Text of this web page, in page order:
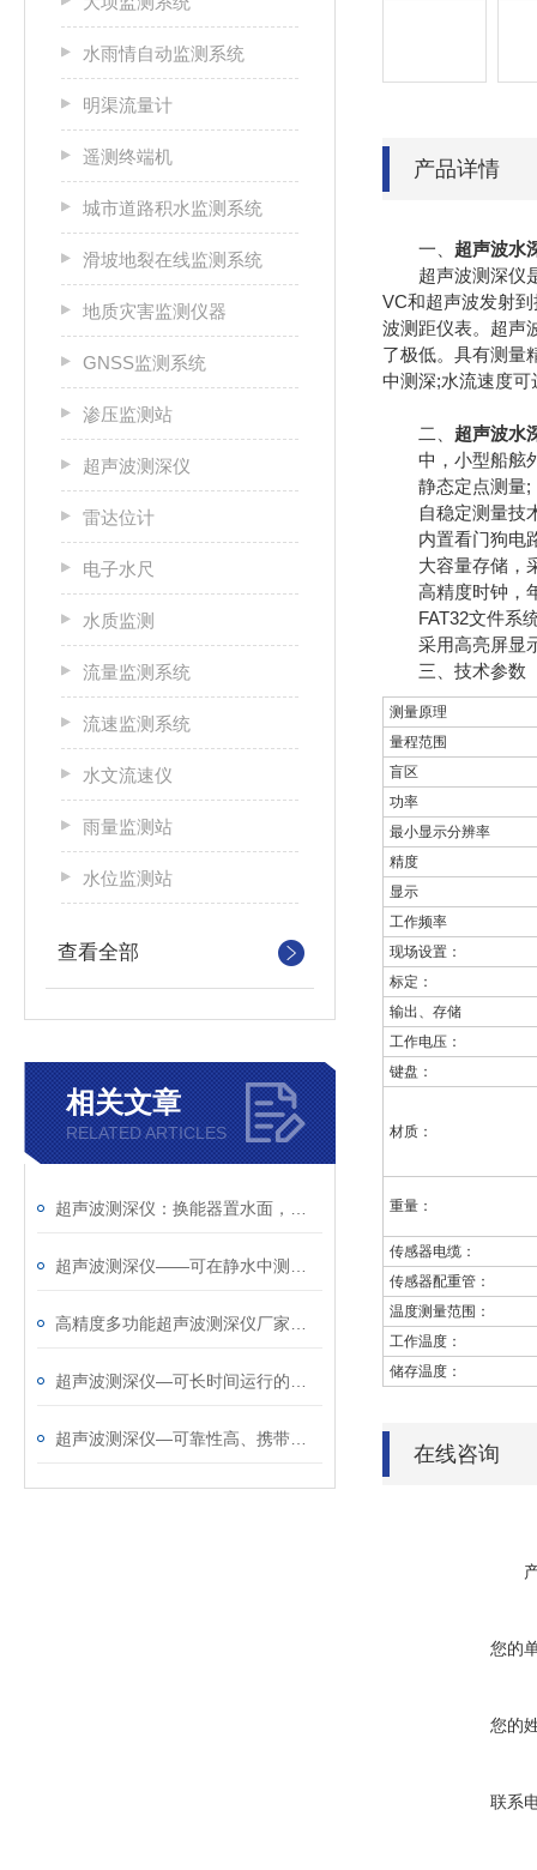
水雨情自动监测系统
明渠流量计
遥测终端机
城市道路积水监测系统
滑坡地裂在线监测系统
地质灾害监测仪器
GNSS监测系统
渗压监测站
超声波测深仪
雷达位计
电子水尺
水质监测
流量监测系统
流速监测系统
水文流速仪
雨量监测站
水位监测站
查看全部
相关文章
RELATED ARTICLES
产品详情
一、 超声波水
超声波测深仪是
VC和超声波发射
波测距仪表。超声
了极低。具有测量
中测深;水流速度
二、 超声波水
中，小型船舷外
静态定点测量;
自稳定测量技术
内置看门狗电路
大容量存储，
高精度时钟，
FAT32文件系统
采用高亮屏显示
三、技术参数
测量原理
量程范围
盲区
功率
最小显示分辨率
精度
显示
工作频率
现场设置：
标定：
输出、存储
工作电压：
键盘：
材质：
重量：
传感器电缆：
传感器配重管：
温度测量范围：
工作温度：
储存温度：
在线咨询
您的
您的
联系